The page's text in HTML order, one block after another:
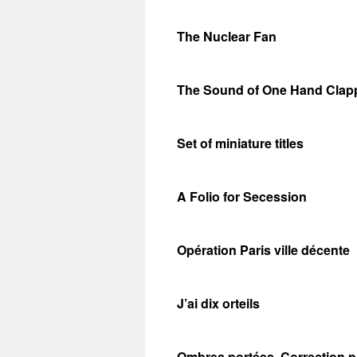
The Nuclear Fan
The Sound of One Hand
Set of miniature titles
A Folio for Secession
Opération Paris ville décente
J’ai dix orteils